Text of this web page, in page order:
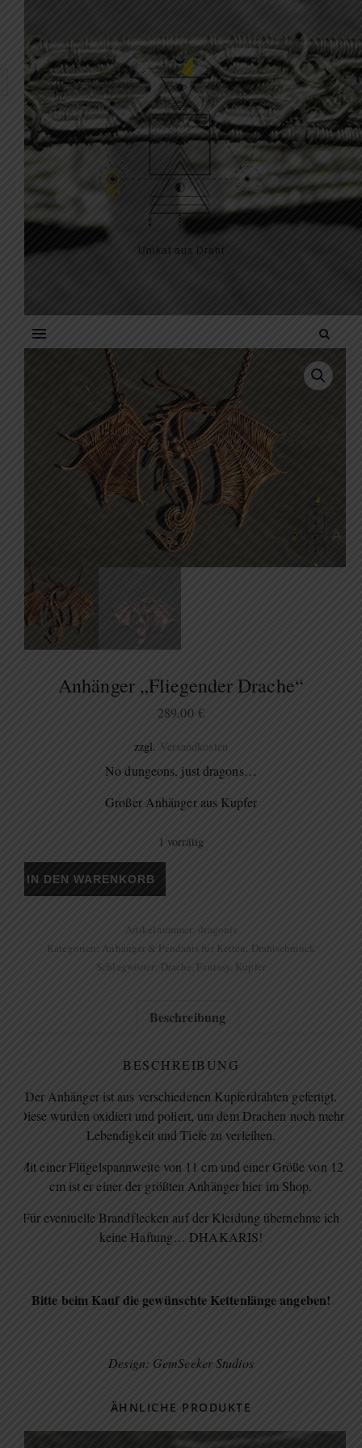
Unikat aus Draht
Anhänger „Fliegender Drache“
289,00 €
zzgl. Versandkosten
No dungeons, just dragons…
Großer Anhänger aus Kupfer
1 vorrätig
IN DEN WARENKORB
Artikelnummer: dragonis
Kategorien: Anhänger & Pendants für Ketten, Drahtschmuck
Schlagwörter: Drache Fantasy, Kupfer
Beschreibung
BESCHREIBUNG
Der Anhänger ist aus verschiedenen Kupferdrähten gefertigt.
Diese wurden oxidiert und poliert, um dem Drachen noch mehr
Lebendigkeit und Tiefe zu verleihen.
Mit einer Flügelspannweite von 11 cm und einer Größe von 12
cm ist er einer der größten Anhänger hier im Shop.
Für eventuelle Brandflecken auf der Kleidung übernehme ich
keine Haftung… DHAKARIS!
Bitte beim Kauf die gewünschte Kettenlänge angeben!
Design: GemSeeker Studios
ÄHNLICHE PRODUKTE